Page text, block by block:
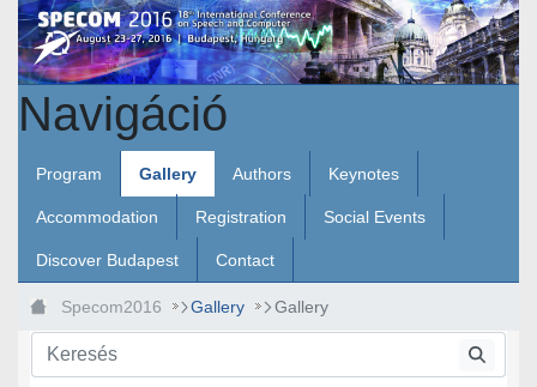
Ugrás a fő tartalomhoz
Navigáció
Program Gallery Authors Keynotes
Accommodation Registration Social Events
Discover Budapest Contact
Specom2016 Gallery Gallery